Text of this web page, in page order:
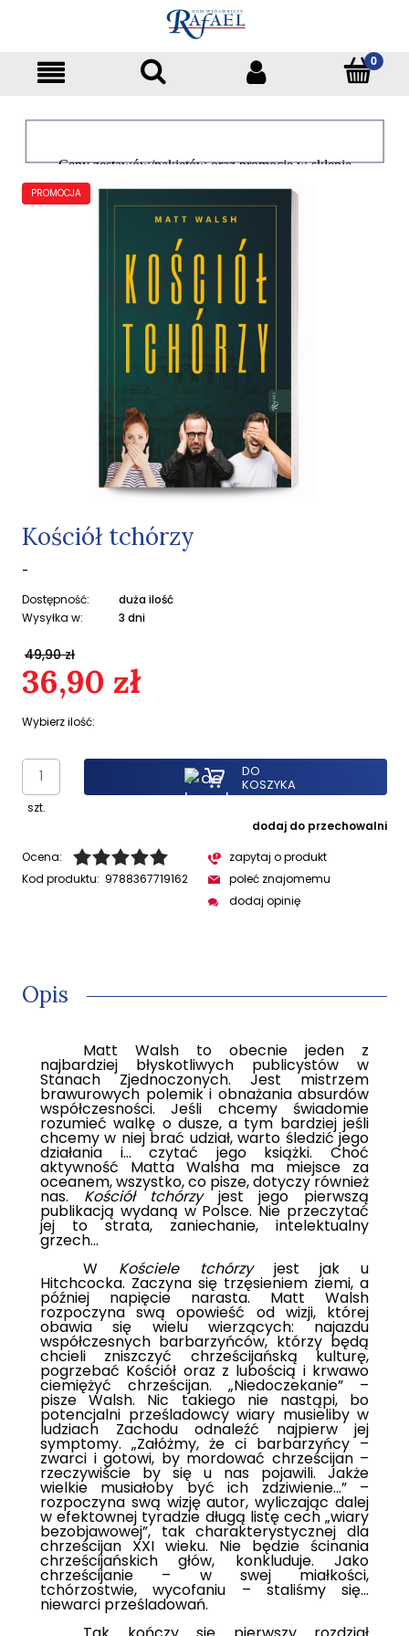
Ceny zestawów/pakietów oraz promocje w sklepie
dotyczą tylko klientów indywidualnych
PROMOCJA
Kościół tchórzy
-
Dostępność:
duża ilość
Wysyłka w:
3 dni
36,90 zł
Wybierz ilość:
49,90 zł
szt.
DO
KOSZYKA
dodaj do przechowalni
Ocena:
Kod produktu: 9788367719162
zapytaj o produkt
poleć znajomemu
dodaj opinię
Opis
Matt Walsh to obecnie jeden z
najbardziej błyskotliwych publicystów w
Stanach Zjednoczonych. Jest mistrzem
brawurowych polemik i obnażania absurdów
współczesności. Jeśli chcemy świadomie
rozumieć walkę o dusze, a tym bardziej jeśli
chcemy w niej brać udział, warto śledzić jego
działania i... czytać jego książki. Choć
aktywność Matta Walsha ma miejsce za
oceanem, wszystko, co pisze, dotyczy również
nas. Kościół tchórzyjest jego pierwszą
publikacją wydaną w Polsce. Nie przeczytać
jej to strata, zaniechanie, intelektualny
grzech...
W Kościele tchórzyjest jak u
Hitchcocka. Zaczyna się trzęsieniem ziemi, a
później napięcie narasta. Matt Walsh
rozpoczyna swą opowieść od wizji, której
obawia się wielu wierzących: najazdu
współczesnych barbarzyńców, którzy będą
chcieli zniszczyć chrześcijańską kulturę,
pogrzebać Kościół oraz z lubością i krwawo
ciemiężyć chrześcijan. „Niedoczekanie” –
pisze Walsh. Nic takiego nie nastąpi, bo
potencjalni prześladowcy wiary musieliby w
ludziach Zachodu odnaleźć najpierw jej
symptomy. „Załóżmy, że ci barbarzyńcy –
zwarci i gotowi, by mordować chrześcijan –
rzeczywiście by się u nas pojawili. Jakże
wielkie musiałoby być ich zdziwienie...” –
rozpoczyna swą wizję autor, wyliczając dalej
w efektownej tyradzie długą listę cech „wiary
bezobjawowej”, tak charakterystycznej dla
chrześcijan XXI wieku. Nie będzie ścinania
chrześcijańskich głów, konkluduje. Jako
chrześcijanie – w swej miałkości,
tchórzostwie, wycofaniu – staliśmy się...
niewarci prześladowań.